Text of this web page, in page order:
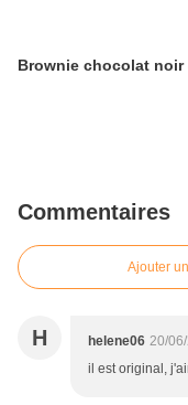
Brownie chocolat noir
Commentaires
Ajouter
H helene06 20/
il est original,